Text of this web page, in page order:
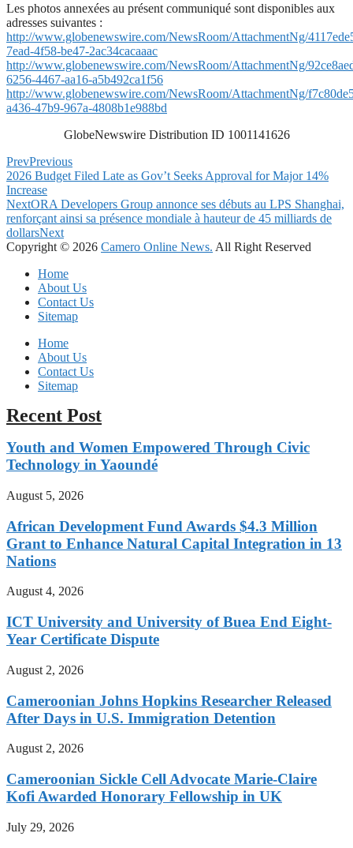
Les photos annexées au présent communiqué sont disponibles aux
adresses suivantes :
http://www.globenewswire.com/NewsRoom/AttachmentNg/
7ead-4f58-be47-2ac34cacaaac
http://www.globenewswire.com/NewsRoom/AttachmentNg/
6256-4467-aa16-a5b492ca1f56
http://www.globenewswire.com/NewsRoom/AttachmentNg/
a436-47b9-967a-4808b1e988bd
GlobeNewswire Distribution ID 1001141626
PrevPrevious
2026 Budget Filed Late as Gov’t Seeks Approval for Major 14%
Increase
NextORA Developers Group annonce ses débuts au LPS Shanghai,
renforçant ainsi sa présence mondiale à hauteur de 45 milliards de
dollarsNext
Copyright © 2026 Camero Online News. All Right Reserved
Home
About Us
Contact Us
Sitemap
Home
About Us
Contact Us
Sitemap
Recent Post
Youth and Women Empowered Through Civic
Technology in Yaoundé
August 5, 2026
African Development Fund Awards $4.3 Million
Grant to Enhance Natural Capital Integration in 13
Nations
August 4, 2026
ICT University and University of Buea End Eight-
Year Certificate Dispute
August 2, 2026
Cameroonian Johns Hopkins Researcher Released
After Days in U.S. Immigration Detention
August 2, 2026
Cameroonian Sickle Cell Advocate Marie-Claire
Kofi Awarded Honorary Fellowship in UK
July 29, 2026